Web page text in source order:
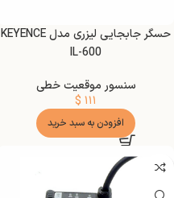
حسگر جابجایی لیزری مدل KEYENCE
IL-600
سنسور موقعیت خطی
$ ۱۱۱
افزودن به سبد خرید